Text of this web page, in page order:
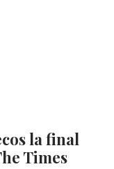
la final
Times